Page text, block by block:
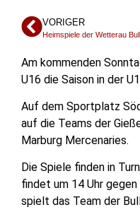
VORIGER
Am kommenden
U16 die Saison in der
Auf dem Sportplatz
auf die Teams der
Marburg Mercenaries.
Die Spiele finden in
findet um 14 Uhr
spielt das Team der